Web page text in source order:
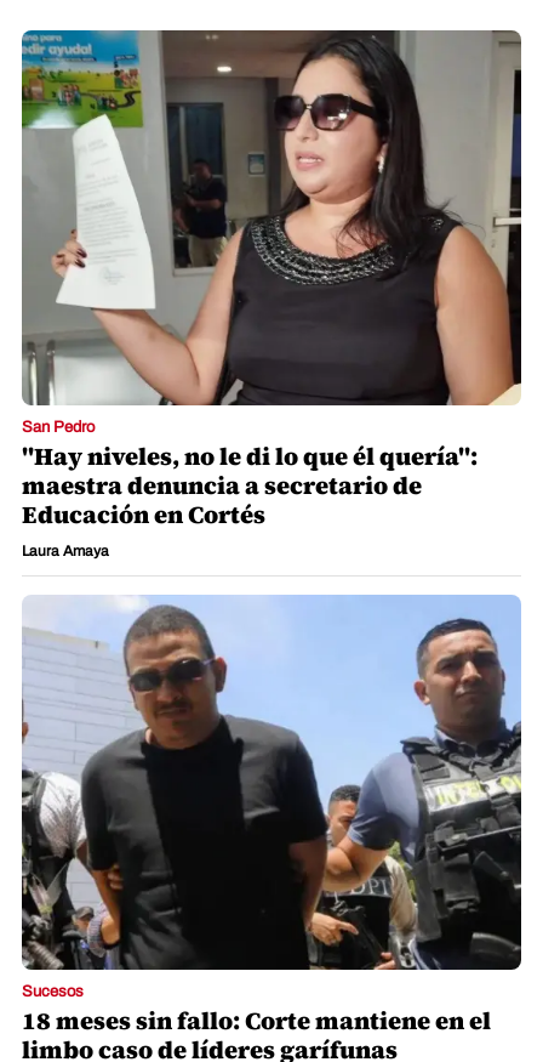
San Pedro
"Hay niveles, no le di lo que él quería":
maestra denuncia a secretario de
Educación en Cortés
Laura Amaya
Sucesos
18 meses sin fallo: Corte mantiene en el
limbo caso de líderes garífunas